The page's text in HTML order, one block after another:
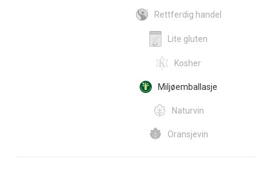
Rettferdig handel
Lite gluten
Kosher
Miljøemballasje
Naturvin
Oransjevin